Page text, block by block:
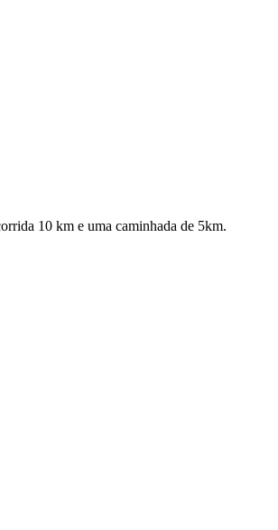
10 km e uma caminhada de 5km.